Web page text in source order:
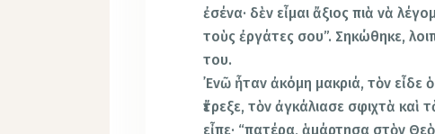
ἐσένα· δὲν εἶμαι ἄξιος πιὰ νὰ
τοὺς ἐργάτες σου”. Σηκώθηκε,
του.
᾿Ενῶ ἦταν ἀκόμη μακριά, τὸν εἶδε
ἔτρεξε, τὸν ἀγκάλιασε σφιχτὰ καὶ
εἶπε· “πατέρα, ἁμάρτησα στὸν